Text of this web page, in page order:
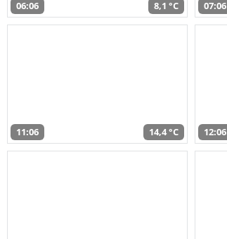
06:06 8,1 °C 07:06
11:06 14,4 °C 12:06